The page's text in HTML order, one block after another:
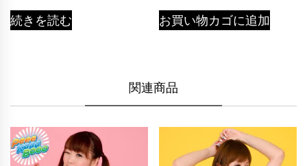
続きを読む お買い物カゴに追加
関連商品